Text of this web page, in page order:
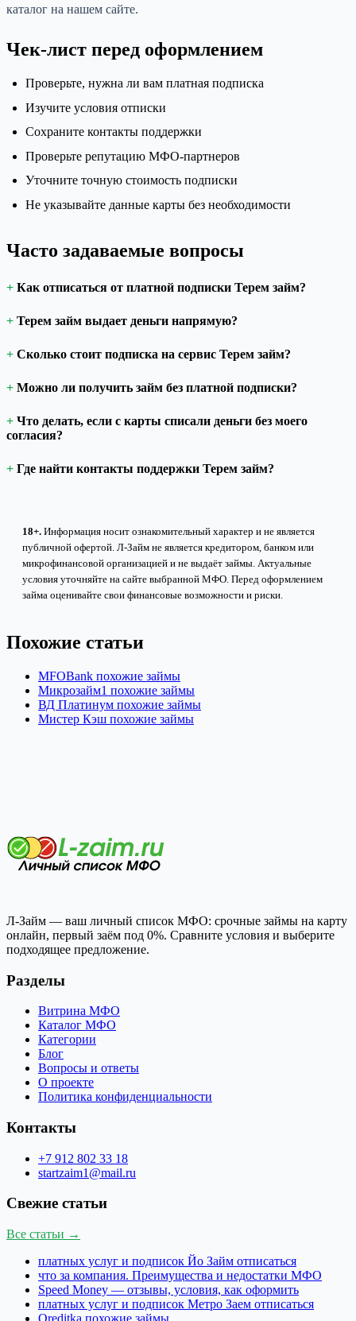
каталог на нашем сайте.
Чек-лист перед оформлением
Проверьте, нужна ли вам платная подписка
Изучите условия отписки
Сохраните контакты поддержки
Проверьте репутацию МФО-партнеров
Уточните точную стоимость подписки
Не указывайте данные карты без необходимости
Часто задаваемые вопросы
Как отписаться от платной подписки Терем займ?
Терем займ выдает деньги напрямую?
Сколько стоит подписка на сервис Терем займ?
Можно ли получить займ без платной подписки?
Что делать, если с карты списали деньги без моего
согласия?
Где найти контакты поддержки Терем займ?
18+. Информация носит ознакомительный характер и не является
публичной офертой. Л-Займ не является кредитором, банком или
микрофинансовой организацией и не выдаёт займы. Актуальные
условия уточняйте на сайте выбранной МФО. Перед оформлением
займа оценивайте свои финансовые возможности и риски.
Похожие статьи
MFOBank похожие займы
Микрозайм1 похожие займы
ВД Платинум похожие займы
Мистер Кэш похожие займы
Л-Займ — ваш личный список МФО: срочные займы на карту
онлайн, первый заём под 0%. Сравните условия и выберите
подходящее предложение.
Разделы
Витрина МФО
Каталог МФО
Категории
Блог
Вопросы и ответы
О проекте
Политика конфиденциальности
Контакты
+7 912 802 33 18
startzaim1@mail.ru
Свежие статьи
Все статьи →
платных услуг и подписок Йо Займ отписаться
что за компания. Преимущества и недостатки МФО
Speed Money — отзывы, условия, как оформить
платных услуг и подписок Метро Заем отписаться